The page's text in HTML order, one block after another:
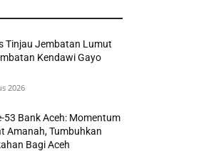
Tinjau Jembatan Lumut
Kendawi Gayo
2026
53 Bank Aceh: Momentum
Amanah, Tumbuhkan
Bagi Aceh